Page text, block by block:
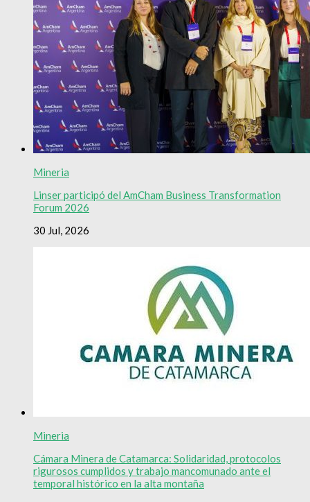
Mineria
Linser participó del AmCham Business Transformation
Forum 2026
30 Jul, 2026
Mineria
Cámara Minera de Catamarca: Solidaridad, protocolos
rigurosos cumplidos y trabajo mancomunado ante el
temporal histórico en la alta montaña